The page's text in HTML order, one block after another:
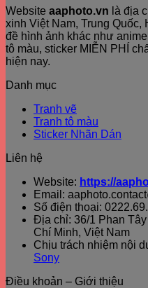
Website aaphoto.vn là địa
xinh Việt Nam, Trung Quốc,
đề hình ảnh khác như
tô màu, sticker MIỄN PHÍ
hiện nay.
Danh mục
Tranh vẽ
Tranh tô màu
Sticker Nhãn Dán
Liên hệ
Website: https://
Email:
Số điện thoại:
Địa chỉ: 36/1 Phan
Chí Minh, Việt Nam
Chịu trách nhiệm nội
Sony
Điều khoản – Giới thiệu